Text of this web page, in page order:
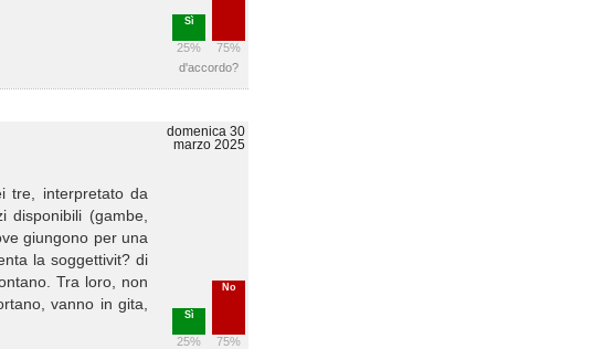
Sì
25% 75%
d'accordo?
domenica 30
marzo 2025
Sì
25%
No
75%
tre, interpretato da
(gambe,
giungono per una
la soggettivit? di
Tra loro, non
vanno in gita,